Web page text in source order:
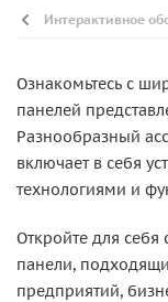
Интерактивное
Ознакомьтесь с
панелей
Разнообразный
включает в себя
технологиями и
Откройте для
панели,
предприятий,